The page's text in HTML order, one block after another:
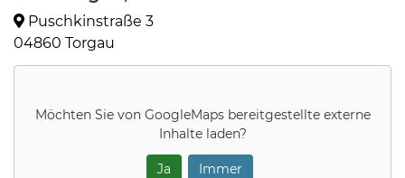
Puschkinstraße 3
04860 Torgau
Möchten Sie von GoogleMapsbereitgestellte externe
Inhalte laden?
Ja Immer